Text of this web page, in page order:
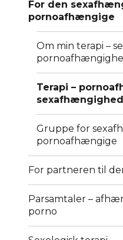
For den
pornoafhængige
Om min terapi –
Terapi –
sexafhængighed
Gruppe for
pornoafhængige
For partneren til
Parsamtaler –
porno